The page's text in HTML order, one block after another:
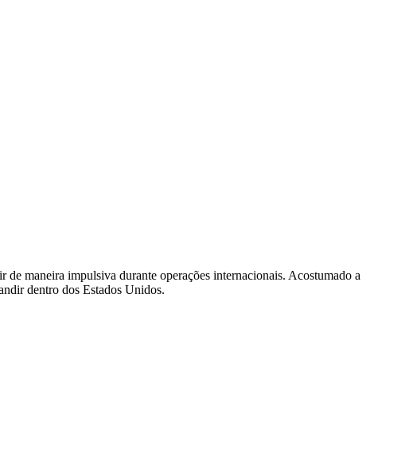
maneira impulsiva durante operações internacionais. Acostumado a
dentro dos Estados Unidos.